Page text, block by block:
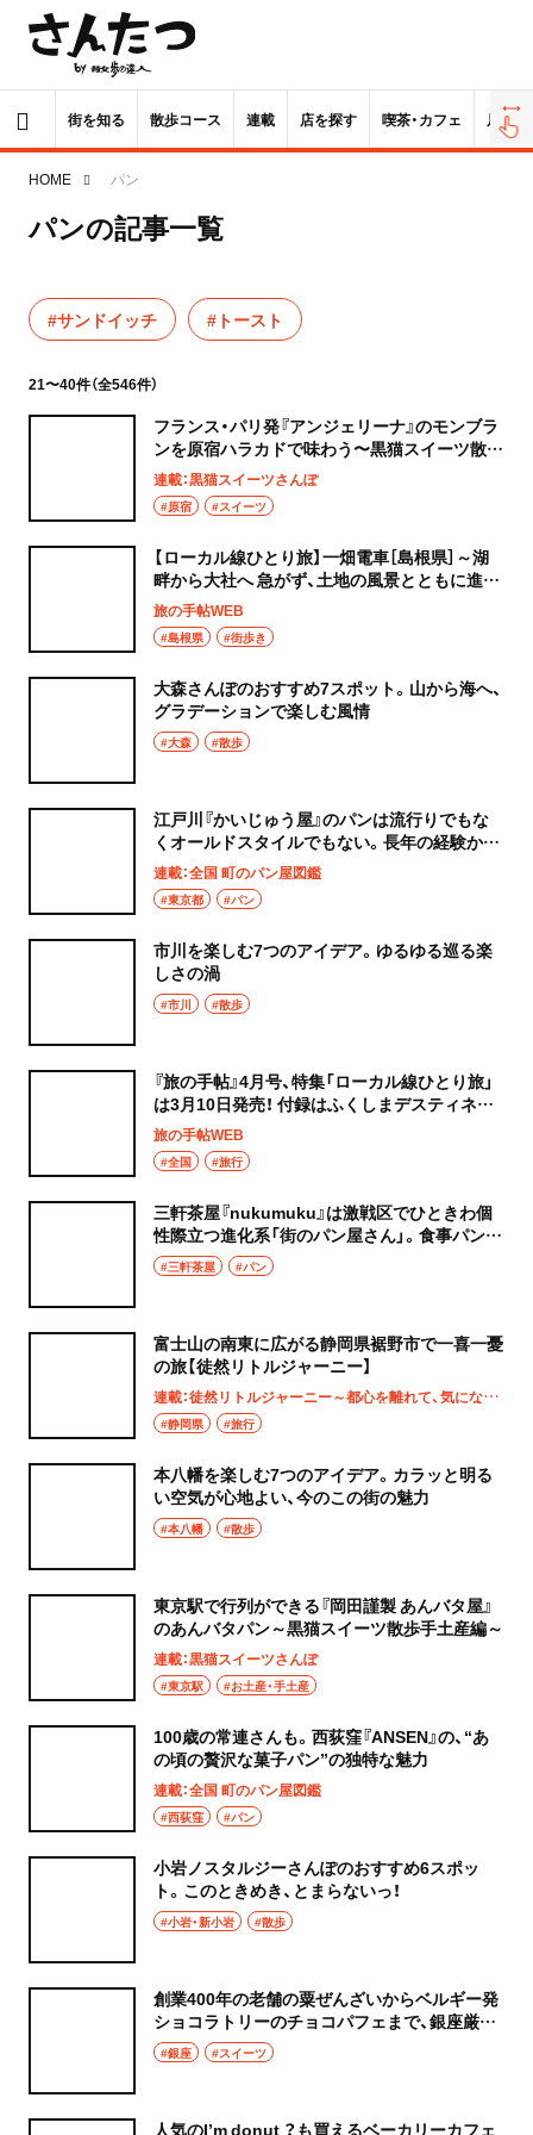
街を知る 散歩コース 連載 店を探す 喫茶・カフェ 居酒屋
HOME パン
パンの記事一覧
#サンドイッチ #トースト
21〜40件（全546件）
フランス・パリ発『アンジェリーナ』のモンブラ
ンを原宿ハラカドで味わう〜黒猫スイーツ散歩
原宿表参道編36〜
連載：黒猫スイーツさんぽ
#原宿 #スイーツ
【ローカル線ひとり旅】一畑電車［島根県］～湖
畔から大社へ 急がず、土地の風景とともに進む
「ばたでん」
旅の手帖WEB
#島根県 #街歩き
大森さんぽのおすすめ7スポット。山から海へ、
グラデーションで楽しむ風情
#大森 #散歩
江戸川『かいじゅう屋』のパンは流行りでもな
くオールドスタイルでもない。長年の経験から
生まれたちょうどいいおいしさ
連載：全国 町のパン屋図鑑
#東京都 #パン
市川を楽しむ7つのアイデア。ゆるゆる巡る楽
しさの渦
#市川 #散歩
『旅の手帖』4月号、特集「ローカル線ひとり旅」
は3月10日発売！ 付録はふくしまデスティネー
ションキャンペーンガイドブック
旅の手帖WEB
#全国 #旅行
三軒茶屋『nukumuku』は激戦区でひときわ個
性際立つ進化系「街のパン屋さん」。食事パンか
らスイーツ系までずらり！
#三軒茶屋 #パン
富士山の南東に広がる静岡県裾野市で一喜一憂
の旅【徒然リトルジャーニー】
連載：徒然リトルジャーニー～都心を離れて、気になる土地へ
#静岡県 #旅行
本八幡を楽しむ7つのアイデア。カラッと明る
い空気が心地よい、今のこの街の魅力
#本八幡 #散歩
東京駅で行列ができる『岡田謹製 あんバタ屋』
のあんバタパン～黒猫スイーツ散歩手土産編～
連載：黒猫スイーツさんぽ
#東京駅 #お土産・手土産
100歳の常連さんも。西荻窪『ANSEN』の、“あ
の頃の贅沢な菓子パン”の独特な魅力
連載：全国 町のパン屋図鑑
#西荻窪 #パン
小岩ノスタルジーさんぽのおすすめ6スポッ
ト。このときめき、とまらないっ！
#小岩・新小岩 #散歩
創業400年の老舗の粟ぜんざいからベルギー発
ショコラトリーのチョコパフェまで、銀座厳選
スイーツ4選～黒猫スイーツ散歩 銀座編まとめ
～
#銀座 #スイーツ
人気のI’m donut ？も買えるベーカリーカフェ